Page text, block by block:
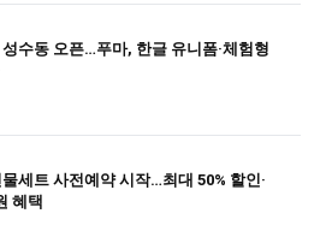
수동 오픈…푸마, 한글 유니폼·체험형
세트 사전예약 시작…최대 50% 할인·
혜택